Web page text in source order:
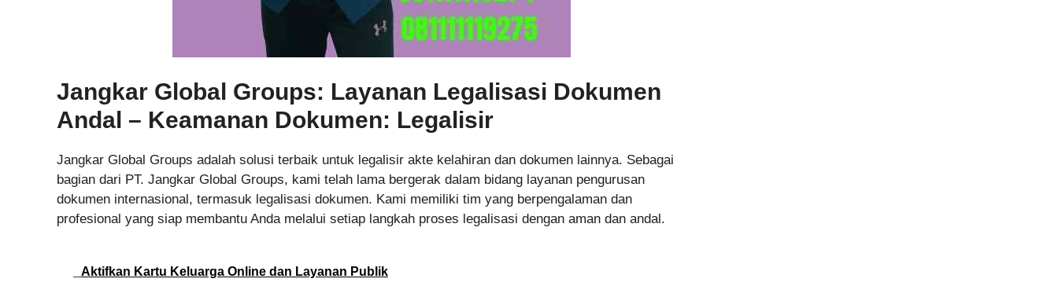
Jangkar Global Groups: Layanan Legalisasi Dokumen
Andal – Keamanan Dokumen: Legalisir
Jangkar Global Groups adalah solusi terbaik untuk legalisir akte kelahiran dan dokumen lainnya. Sebagai
bagian dari PT. Jangkar Global Groups, kami telah lama bergerak dalam bidang layanan pengurusan
dokumen internasional, termasuk legalisasi dokumen. Kami memiliki tim yang berpengalaman dan
profesional yang siap membantu Anda melalui setiap langkah proses legalisasi dengan aman dan andal.
Aktifkan Kartu Keluarga Online dan Layanan Publik